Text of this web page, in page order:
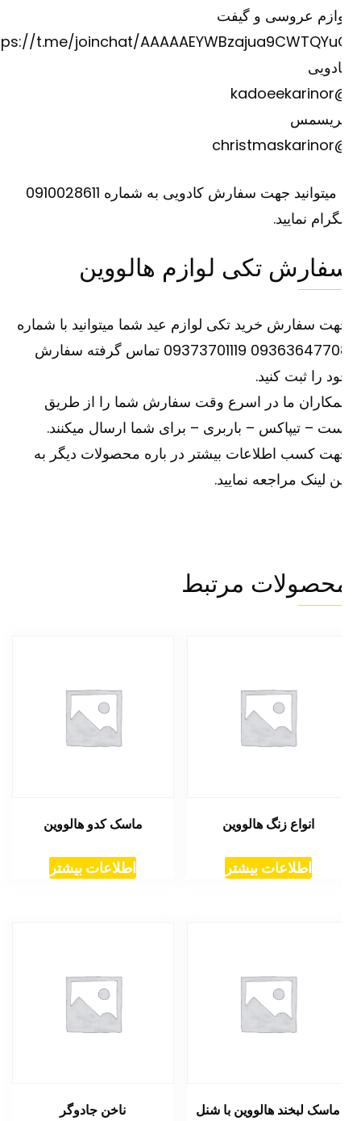
عروسی و گیفت
https://t.me/joinchat/
یا میتوانید جهت سفارش کادویی به شماره 0910028611
نمایید.
تکی لوازم هالووین
سفارش خرید تکی لوازم عید شما میتوانید با شماره
09363647708 09373701119 تماس گرفته سفارش
را ثبت کنید.
ما در اسرع وقت سفارش شما را از طریق
– تیپاکس – باربری – برای شما ارسال میکنند.
کسب اطلاعات بیشتر در باره محصولات دیگر به
لینکمراجعه نمایید.
مرتبط
انواع زنگ هالووین
اطلاعات بیشتر
ماسک کدو هالووین
اطلاعات بیشتر
ماسک لبخند هالووین با شنل ناخن جادوگر